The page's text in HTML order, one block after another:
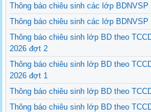
Thông báo chiêu sinh các lớp
Thông báo chiêu sinh các lớp
Thông báo chiêu sinh lớp BD theo
2026 đợt 2
Thông báo chiêu sinh lớp BD theo
2026 đợt 1
Thông báo chiêu sinh lớp BD theo
Thông báo chiêu sinh lớp BD theo